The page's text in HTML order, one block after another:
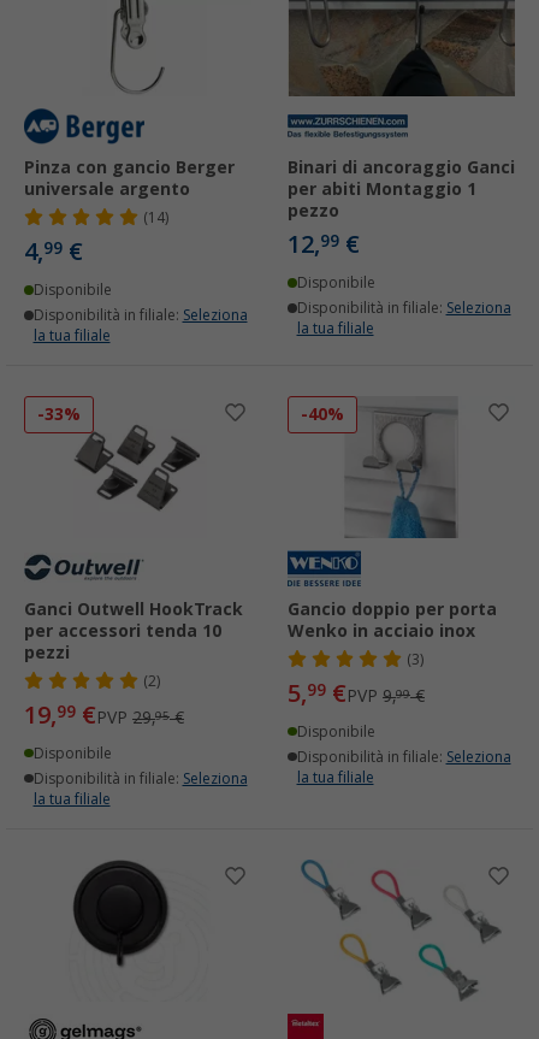
Pinza con gancio Berger
universale argento
(14)
4,99 €
Disponibile
Disponibilità in filiale: Seleziona
la tua filiale
Binari di ancoraggio Ganci
per abiti Montaggio 1
pezzo
12,99 €
Disponibile
Disponibilità in filiale: Seleziona
la tua filiale
-33%
Ganci Outwell HookTrack
per accessori tenda 10
pezzi
(2)
19,99 €PVP 29,95€
Disponibile
Disponibilità in filiale: Seleziona
la tua filiale
-40%
Gancio doppio per porta
Wenko in acciaio inox
(3)
5,99 €PVP 9,99€
Disponibile
Disponibilità in filiale: Seleziona
la tua filiale